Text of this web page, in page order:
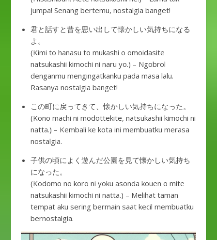
jumpa! Senang bertemu, nostalgia banget!
君と話すと昔を思い出して懐かしい気持ちになる
よ。
(Kimi to hanasu to mukashi o omoidasite
natsukashii kimochi ni naru yo.) – Ngobrol
denganmu mengingatkanku pada masa lalu.
Rasanya nostalgia banget!
この町に戻ってきて、懐かしい気持ちになった。
(Kono machi ni modottekite, natsukashii kimochi ni
natta.) – Kembali ke kota ini membuatku merasa
nostalgia.
子供の頃によく遊んだ公園を見て懐かしい気持ち
になった。
(Kodomo no koro ni yoku asonda kouen o mite
natsukashii kimochi ni natta.) – Melihat taman
tempat aku sering bermain saat kecil membuatku
bernostalgia.